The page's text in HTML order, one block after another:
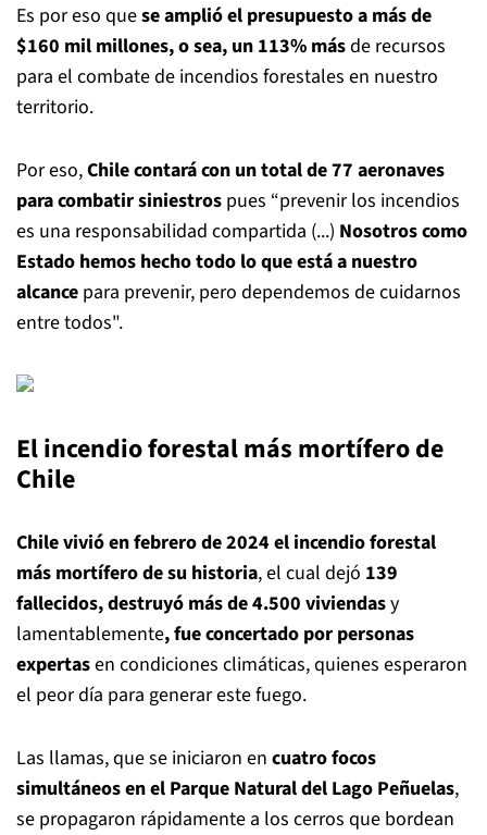
Es por eso quese amplió el presupuesto a más de
$160 mil millones, o sea, un 113% másde recursos
para el combate de incendios forestales en nuestro
territorio.
Por eso,Chile contará con un total de 77 aeronaves
para combatir siniestros pues “prevenir los incendios
es una responsabilidad compartida (...) Nosotros como
Estado hemos hecho todo lo que está a nuestro
alcance para prevenir, pero dependemos de cuidarnos
entre todos".
El incendio forestal más mortífero de
Chile
Chile vivió en febrero de 2024 el incendio forestal
más mortífero de su historia, el cual dejó 139
fallecidos, destruyó más de 4.500 viviendasy
lamentablemente, fue concertado por personas
expertasen condiciones climáticas, quienes esperaron
el peor día para generar este fuego.
Las llamas, que se iniciaron en cuatro focos
simultáneos en el Parque Natural del Lago Peñuelas,
se propagaron rápidamente a los cerros que bordean